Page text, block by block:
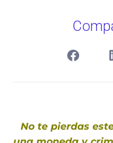
No te pierdas